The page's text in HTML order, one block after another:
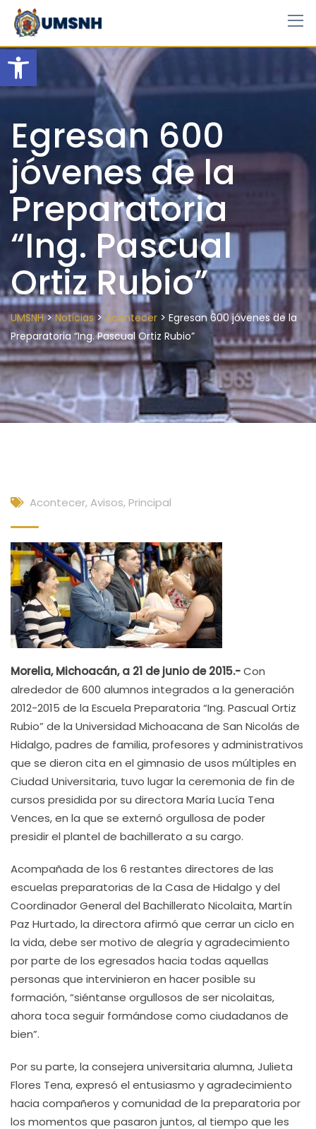
Open toolbar
Skip
content
Egresan 600
jóvenes de la
Preparatoria
“Ing. Pascual
Ortiz Rubio”
UMSNH>Noticias> Acontecer > Egresan 600 jóvenes de la
Preparatoria “Ing. Pascual Ortiz Rubio”
Acontecer,Avisos, Principal
Morelia, Michoacán, a 21 de junio de 2015.-Con
alrededor de 600 alumnos integrados a la generación
2012-2015 de la Escuela Preparatoria “Ing. Pascual Ortiz
Rubio” de la Universidad Michoacana de San Nicolás de
Hidalgo, padres de familia, profesores y administrativos
que se dieron cita en el gimnasio de usos múltiples en
Ciudad Universitaria, tuvo lugar la ceremonia de fin de
cursos presidida por su directora María Lucía Tena
Vences, en la que se externó orgullosa de poder
presidir el plantel de bachillerato a su cargo.
Acompañada de los 6 restantes directores de las
escuelas preparatorias de la Casa de Hidalgo y del
Coordinador General del Bachillerato Nicolaita, Martín
Paz Hurtado, la directora afirmó que cerrar un ciclo en
la vida, debe ser motivo de alegría y agradecimiento
por parte de los egresados hacia todas aquellas
personas que intervinieron en hacer posible su
formación, “siéntanse orgullosos de ser nicolaitas,
ahora toca seguir formándose como ciudadanos de
bien”.
Por su parte, la consejera universitaria alumna, Julieta
Flores Tena, expresó el entusiasmo y agradecimiento
hacia compañeros y comunidad de la preparatoria por
los momentos que pasaron juntos, al tiempo que les